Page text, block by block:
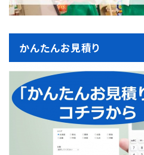
かんたんお見積り